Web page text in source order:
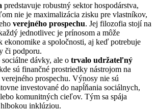
predstavuje robustný sektor hospodárstva,
nie je maximalizácia zisku pre vlastníkov,
verejného prospechu. Jej filozofia stojí na
jednotlivec je prínosom a môže
ekonomike a spoločnosti, aj keď potrebuje
či podporu.
dávky, ale o trvalo udržateľný
sú finančné prostriedky nástrojom na
prospechu. Výnosy nie sú
investované do napĺňania sociálnych,
komunitných cieľov. Tým sa spája
inklúziou.